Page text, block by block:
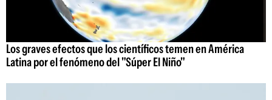
Los graves efectos que los científicos temen en América
Latina por el fenómeno del "Súper El Niño"